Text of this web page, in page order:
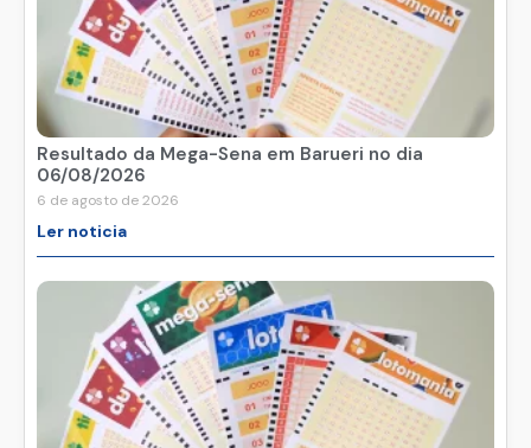
Resultado da Mega-Sena em Barueri no dia
06/08/2026
6 de agosto de 2026
Ler noticia